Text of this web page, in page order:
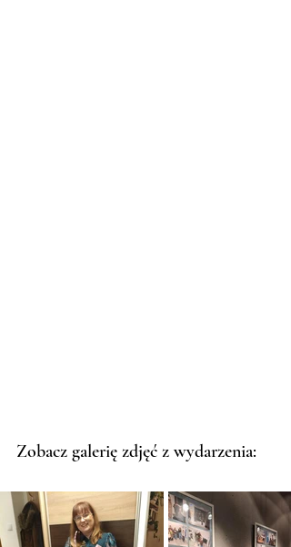
Zobacz galerię zdjęć z wydarzenia: